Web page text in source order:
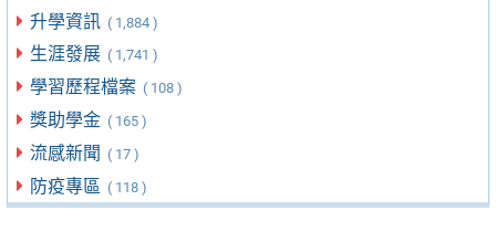
升學資訊 ( 1,884 )
生涯發展 ( 1,741 )
學習歷程檔案 ( 108 )
獎助學金 ( 165 )
流感新聞 ( 17 )
防疫專區 ( 118 )